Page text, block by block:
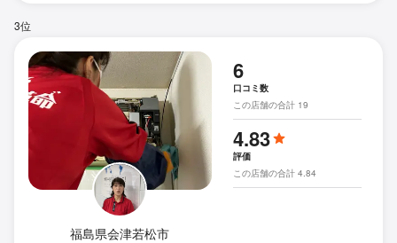
3位
福島県会津若松市
6
口コミ数
この店舗の合計 19
4.83
評価
この店舗の合計 4.84